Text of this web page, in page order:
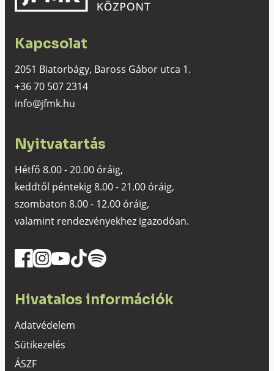
Kapcsolat
2051 Biatorbágy, Baross Gábor utca 1.
+36 70 507 2314
info@jfmk.hu
Nyitvatartás
Hétfő 8.00 - 20.00 óráig,
keddtől péntekig 8.00 - 21.00 óráig,
szombaton 8.00 - 12.00 óráig,
valamint rendezvényekhez igazodóan.
Hivatalos információk
Adatvédelem
Sütikezelés
ÁSZF